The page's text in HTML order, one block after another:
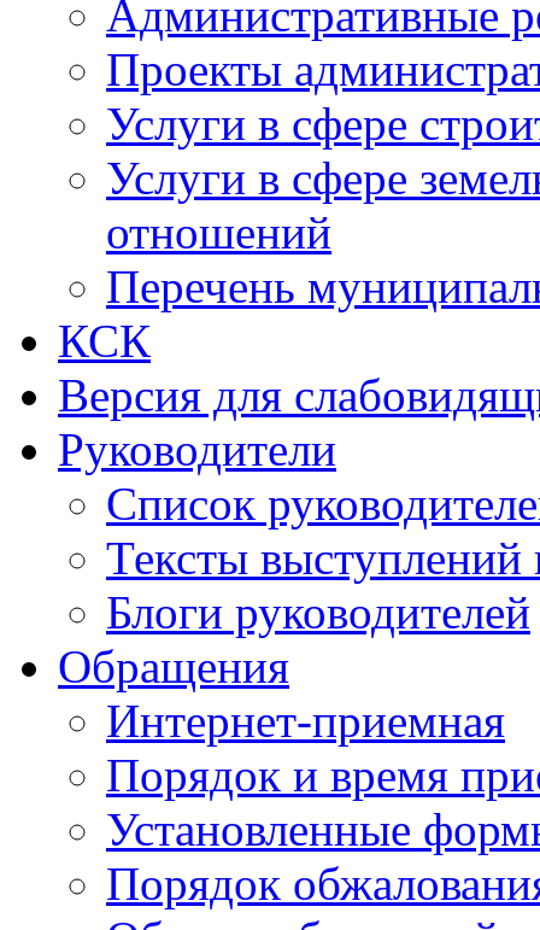
Административные
Проекты
Услуги в сфере
Услуги в сфере
отношений
Перечень
КСК
Версия для
Руководители
Список
Тексты выступлений
Блоги руководителей
Обращения
Интернет-приемная
Порядок и время
Установленные
Порядок